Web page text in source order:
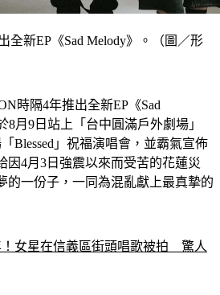
8月9日站上「台中圓滿戶外劇場」
Blessed」祝福演唱會，並霸氣宣佈
因4月3日強震以來而受苦的花蓮災
一份子，一同為混亂獻上最真摯的